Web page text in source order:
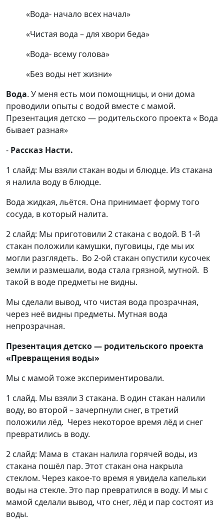
«Вода- начало всех начал»
«Чистая вода – для хвори беда»
«Вода- всему голова»
«Без воды нет жизни»
Вода. У меня есть мои помощницы, и они дома
проводили опыты с водой вместе с мамой.
Презентация детско — родительского проекта « Вода
бывает разная»
- Рассказ Насти.
1 слайд: Мы взяли стакан воды и блюдце. Из стакана
я налила воду в блюдце.
Вода жидкая, льётся. Она принимает форму того
сосуда, в который налита.
2 слайд: Мы приготовили 2 стакана с водой. В 1-й
стакан положили камушки, пуговицы, где мы их
могли разглядеть. Во 2-ой стакан опустили кусочек
земли и размешали, вода стала грязной, мутной. В
такой в воде предметы не видны.
Мы сделали вывод, что чистая вода прозрачная,
через неё видны предметы. Мутная вода
непрозрачная.
Презентация детско — родительского проекта
«Превращения воды»
Мы с мамой тоже экспериментировали.
1 слайд. Мы взяли 3 стакана. В один стакан налили
воду, во второй – зачерпнули снег, в третий
положили лёд. Через некоторое время лёд и снег
превратились в воду.
2 слайд: Мама в стакан налила горячей воды, из
стакана пошёл пар. Этот стакан она накрыла
стеклом. Через какое-то время я увидела капельки
воды на стекле. Это пар превратился в воду. И мы с
мамой сделали вывод, что снег, лёд и пар состоят из
воды.